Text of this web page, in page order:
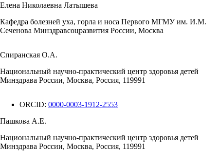
Елена Николаевна Латышева
Кафедра болезней уха, горла и носа Первого МГМУ им. И.М.
Сеченова Минздравсоцразвития России, Москва
Спиранская О.А.
Национальный научно-практический центр здоровья детей
Минздрава России, Москва, Россия, 119991
ORCID: 0000-0003-1912-2553
Пашкова А.Е.
Национальный научно-практический центр здоровья детей
Минздрава России, Москва, Россия, 119991